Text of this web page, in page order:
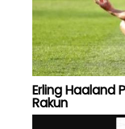
Erling Haaland
Rakun